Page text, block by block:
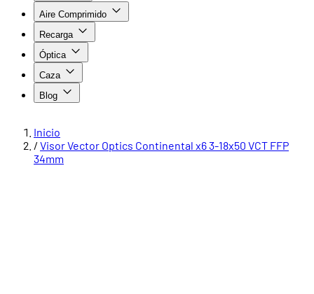
Aire Comprimido
Recarga
Óptica
Caza
Blog
Inicio
/ Visor Vector Optics Continental x6 3-18x50 VCT FFP
34mm